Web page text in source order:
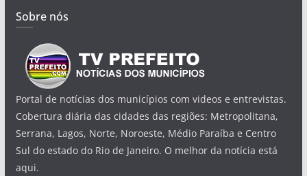
Sobre nós
Portal de notícias dos municípios com videos e entrevistas.
Cobertura diária das cidades das regiões: Metropolitana,
Serrana, Lagos, Norte, Noroeste, Médio Paraíba e Centro
Sul do estado do Rio de Janeiro. O melhor da notícia está
aqui.